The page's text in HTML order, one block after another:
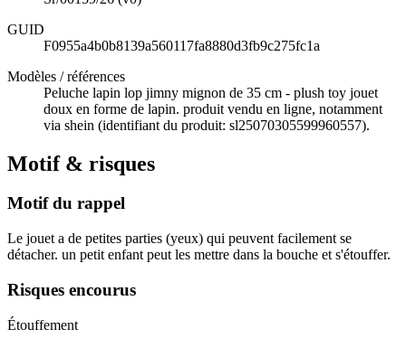
GUID
F0955a4b0b8139a560117fa8880d3fb9c275fc1a
Modèles / références
Peluche lapin lop jimny mignon de 35 cm - plush toy jouet
doux en forme de lapin. produit vendu en ligne, notamment
via shein (identifiant du produit: sl25070305599960557).
Motif & risques
Motif du rappel
Le jouet a de petites parties (yeux) qui peuvent facilement se
détacher. un petit enfant peut les mettre dans la bouche et s'étouffer.
Risques encourus
Étouffement